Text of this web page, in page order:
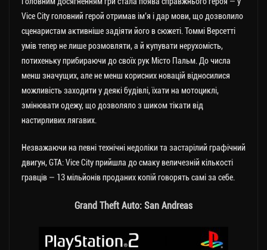
Vice City головний герой отримав ім’я і дар мови, що дозволило
сценаристам активніше задіяти його в сюжеті. Томмі Верcетті
умів тепер не лише розмовляти, а й купувати нерухомість,
потихеньку прибираючи до своїх рук Місто Пальм. До числа
менш значущих, але не менш корисних новацій відносилися
можливість заходити у деякі будівлі, їхати на мотоциклі,
змінювати одежу, що дозволяло з шиком тікати від
настирливих лягавих.
Незважаючи на певні технічні недоліки та застарілий графічний
двигун, GTA: Vice City прийшла до смаку величезній кількості
гравців — 13 мільйонів проданих копій говорять самі за себе.
Grand Theft Auto: San Andreas